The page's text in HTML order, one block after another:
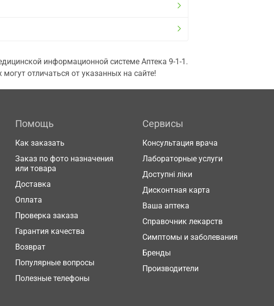
информационной системе Аптека 9-1-1.
отличаться от указанных на сайте!
Помощь
Как заказать
Заказ по фото назначения
или товара
Доставка
Оплата
Проверка заказа
Гарантия качества
Возврат
Популярные вопросы
Полезные телефоны
Сервисы
Консультация врача
Лабораторные услуги
Доступні ліки
Дисконтная карта
Ваша аптека
Справочник лекарств
Симптомы и заболевания
Бренды
Производители